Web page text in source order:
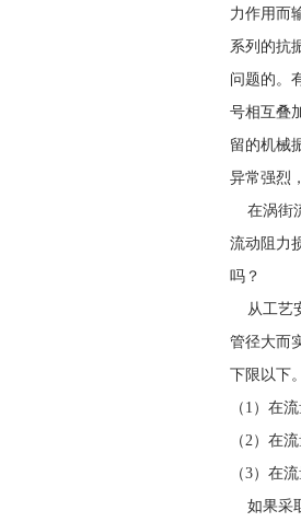
力作用而
系列的抗
问题的。
号相互叠
留的机械
异常强烈
在涡街
流动阻力
吗？
从工艺
管径大而
下限以下
（1）在
（2）在
（3）在
如果采